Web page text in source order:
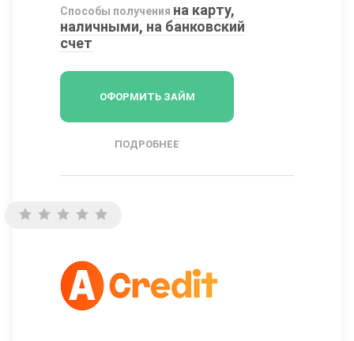
Способы получения на карту,
наличными, на банковский
счет
ОФОРМИТЬ ЗАЙМ
ПОДРОБНЕЕ